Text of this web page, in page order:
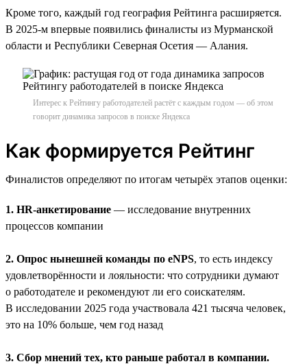
Кроме того, каждый год география Рейтинга расширяется.
В 2025-м впервые появились финалисты из Мурманской
области и Республики Северная Осетия — Алания.
Интерес к Рейтингу работодателей растёт с каждым годом — об этом
говорит динамика запросов в поиске Яндекса
Как формируется Рейтинг
Финалистов определяют по итогам четырёх этапов оценки:
1. HR-анкетирование — исследование внутренних
процессов компании
2. Опрос нынешней команды по eNPS, то есть индексу
удовлетворённости и лояльности: что сотрудники думают
о работодателе и рекомендуют ли его соискателям.
В исследовании 2025 года участвовала 421 тысяча человек,
это на 10% больше, чем год назад
3. Сбор мнений тех, кто раньше работал в компании.